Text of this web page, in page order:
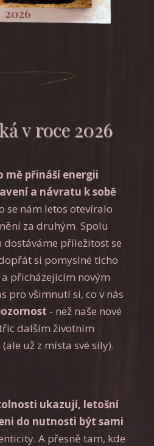
v roce 2026
mě přináší energii
a návratu k sobě
se nám letos otevíralo
za druhým. Spolu
dostáváme příležitost se
si pomyslné ticho
přicházejícím novým
pro všimnutí si, co v nás
- než naše nové
dalším životním
už z místa své síly).
ukazují, letošní
do nutnosti být sami
A přesně tam, kde